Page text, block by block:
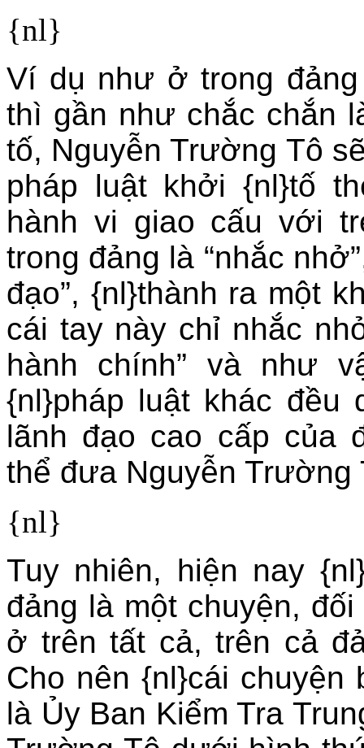
{nl}
Ví dụ như ở trong đảng
thì gần như chắc chắn
tố, Nguyễn Trường Tô
pháp luật khởi {nl}tố
hành vi giao cấu với
trong đảng là “nhắc
đạo”, {nl}thành ra một
cái tay này chỉ nhắc
hành chính” và như
{nl}pháp luật khác
lãnh đạo cao cấp của
thể đưa Nguyễn
{nl}
Tuy nhiên, hiện nay
đảng là một chuyện,
ở trên tất cả, trên cả
Cho nên {nl}cái
là Ủy Ban Kiểm Tra